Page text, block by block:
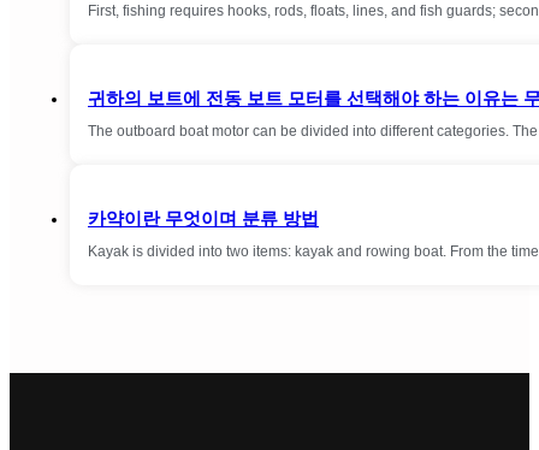
First, fishing requires hooks, rods, floats, lines, and fish guards;
귀하의 보트에 전동 보트 모터를 선택해야 하는 이유는
The outboard boat motor can be divided into different categories.
카약이란 무엇이며 분류 방법
Kayak is divided into two items: kayak and rowing boat. From the